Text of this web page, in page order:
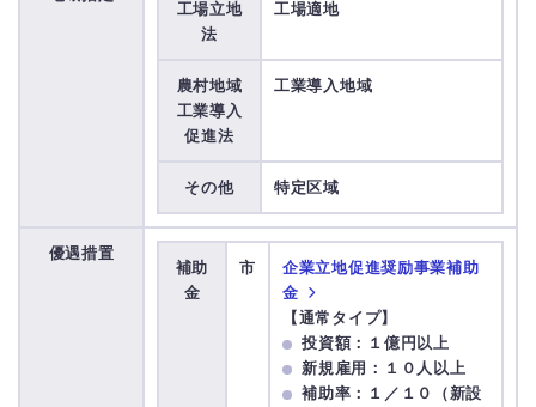
工場立地
法
工場適地
農村地域
工業導入
促進法
工業導入地域
その他 特定区域
優遇措置
補助
金
市
企業立地促進奨励事業補助
金
【通常タイプ】
投資額：１億円以上
新規雇用：１０人以上
補助率：１／１０（新設